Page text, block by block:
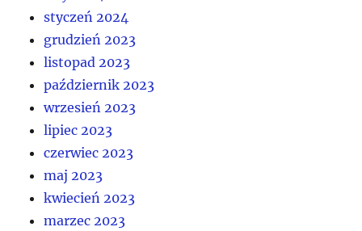
styczeń 2024
grudzień 2023
listopad 2023
październik 2023
wrzesień 2023
lipiec 2023
czerwiec 2023
maj 2023
kwiecień 2023
marzec 2023